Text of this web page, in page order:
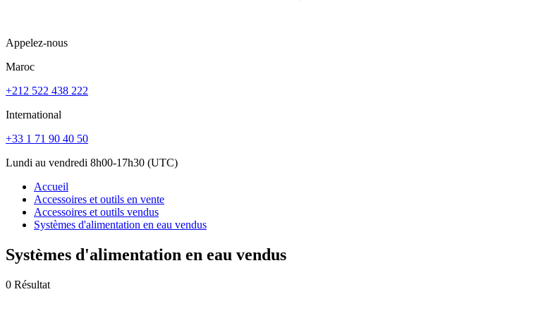
Appelez-nous
Maroc
+212 522 438 222
International
+33 1 71 90 40 50
Lundi au vendredi 8h00-17h30 (UTC)
Accueil
Accessoires et outils en vente
Accessoires et outils vendus
Systèmes d'alimentation en eau vendus
Systèmes d'alimentation en eau vendus
0 Résultat